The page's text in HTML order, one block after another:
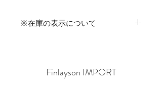
※在庫の表示について
その場合はご連絡させていただきます
Finlayson IMPORT